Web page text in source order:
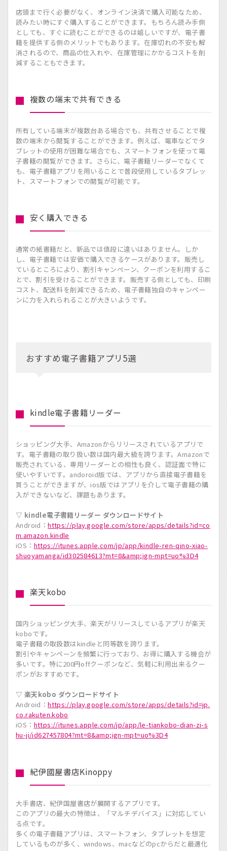
店頭まで行く必要がなく、オンライン決済で購入可能なため、
読みたい時にすぐ購入することができます。もちろん読み手側
としても、すぐに読むことができるのは嬉しいですが、電子書
籍を提供する側のメリットでもあります。在庫切れの不安も解
消されるので、商品の仕入れや、在庫管理にかかるコストを削
減することもできます。
複数の端末で共有できる
所有している端末が複数台ある場合でも、共有させることで複
数の端末から閲覧することができます。例えば、電車などでタ
ブレットの使用が困難な場合でも、スマートフォンを使って電
子書籍の閲覧ができます。さらに、電子書籍リーダーでなくて
も、電子書籍アプリを用いることで普段使用しているタブレッ
ト、スマートフォンでの閲覧が可能です。
安く購入できる
通常の紙書籍だと、新品では値段に違いはありません。しか
し、電子書籍では安価で購入できるケースがあります。販売し
ているところにより、割引キャンぺーン、クーポンを利用するこ
とで、割引を受けることができます。販売する側としても、印刷
コスト、配送料を削減できるため、電子書籍独自のキャンペー
ンに力を入れられることが大きいようです。
おすすめ電子書籍アプリ5選
kindle電子書籍リーダー
ショッピング大手、Amazonからリリースされているアプリで
す。電子書籍の取り扱い数は国内最大級を誇ります。Amazonで
販売されている、専用リーダーとの相性も良く、認証面で特に
使いやすいです。andoroid版では、アプリから直接電子書籍を
買うことができますが、ios版ではアプリを介して電子書籍の購
入ができないなど、課題もあります。
▽ kindle電子書籍リーダー ダウンロードサイト
Android：https://play.google.com/store/apps/details?id=co
m.amazon.kindle
iOS： https://itunes.apple.com/jp/app/kindle-ren-qino-xiao-
shuoyamanga/id302584613?mt=8&amp;ign-mpt=uo%3D4
楽天kobo
国内ショッピング大手、楽天がリリースしているアプリが楽天
koboです。
電子書籍の取扱数はkindleと同等数を誇ります。
割引やキャンペーンを頻繁に行っており、お得に購入する機会が
多いです。特に200円offクーポンなど、気軽に利用出来るクー
ポンがおすすめです。
▽ 楽天kobo ダウンロードサイト
Android：https://play.google.com/store/apps/details?id=jp.
co.rakuten.kobo
iOS： https://itunes.apple.com/jp/app/le-tiankobo-dian-zi-s
hu-ji/id627457804?mt=8&amp;ign-mpt=uo%3D4
紀伊國屋書店Kinoppy
大手書店、紀伊国屋書店が展開するアプリです。
このアプリの最大の特徴は、「マルチデバイス」に対応してい
る点です。
多くの電子書籍アプリは、スマートフォン、タブレットを想定
しているものが多く、windows、macなどのpcからだと最適化